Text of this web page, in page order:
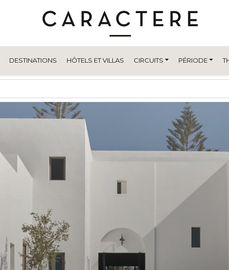
DESTINATIONS HÔTELS ET VILLAS CIRCUITS PÉRIODE